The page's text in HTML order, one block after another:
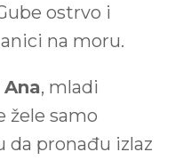
ostrvo i
na moru.
Ana, mladi
žele samo
da pronađu izlaz